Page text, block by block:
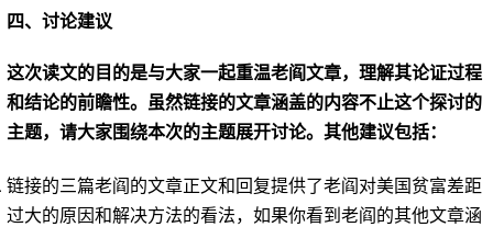
四、讨论建议
这次读文的目的是与大家一起重温老阎文章，理解其论证过程
和结论的前瞻性。虽然链接的文章涵盖的内容不止这个探讨的
主题，请大家围绕本次的主题展开讨论。其他建议包括：
链接的三篇老阎的文章正文和回复提供了老阎对美国贫富差距
过大的原因和解决方法的看法，如果你看到老阎的其他文章涵